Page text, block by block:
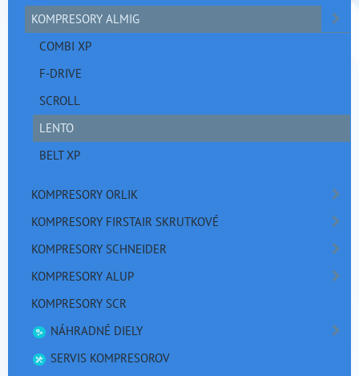
KOMPRESORY ALMIG
COMBI XP
F-DRIVE
SCROLL
LENTO
BELT XP
KOMPRESORY ORLIK
KOMPRESORY FIRSTAIR SKRUTKOVÉ
KOMPRESORY SCHNEIDER
KOMPRESORY ALUP
KOMPRESORY SCR
NÁHRADNÉ DIELY
SERVIS KOMPRESOROV